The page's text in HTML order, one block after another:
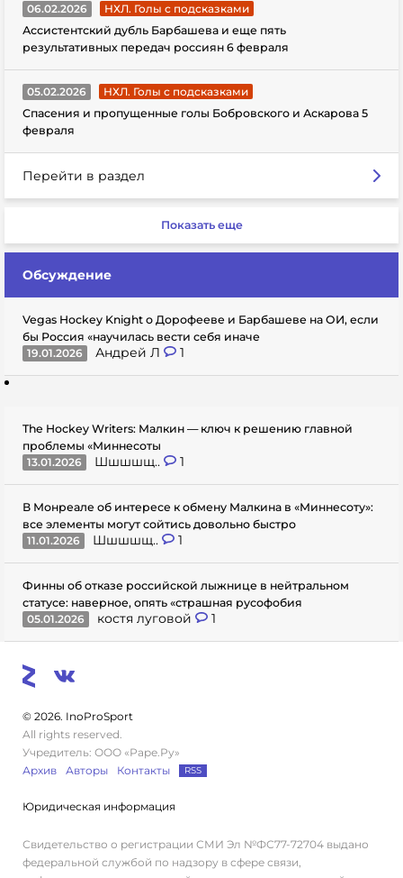
06.02.2026
НХЛ. Голы с подсказками
Ассистентский дубль Барбашева и еще пять
результативных передач россиян 6 февраля
05.02.2026
НХЛ. Голы с подсказками
Спасения и пропущенные голы Бобровского и Аскарова 5
февраля
Перейти в раздел
Показать еще
Обсуждение
Vegas Hockey Knight о Дорофееве и Барбашеве на ОИ, если
бы Россия «научилась вести себя иначе
19.01.2026
Андрей Л 1
The Hockey Writers: Малкин — ключ к решению главной
проблемы «Миннесоты
13.01.2026
Шшшшщ.. 1
В Монреале об интересе к обмену Малкина в «Миннесоту»:
все элементы могут сойтись довольно быстро
11.01.2026
Шшшшщ.. 1
Финны об отказе российской лыжнице в нейтральном
статусе: наверное, опять «страшная русофобия
05.01.2026
костя луговой 1
© 2026. InoProSport
All rights reserved.
Учредитель: ООО «Раре.Ру»
Архив
Авторы Контакты RSS
Юридическая информация
Свидетельство о регистрации СМИ Эл №ФС77-72704 выдано
федеральной службой по надзору в сфере связи,